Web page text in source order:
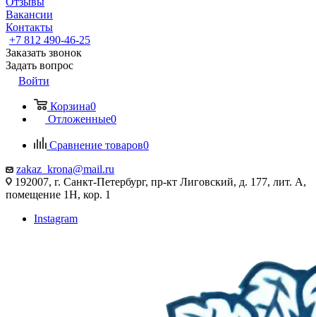
Вакансии
Контакты
+7 812 490-46-25
Заказать звонок
Задать вопрос
Войти
Корзина0
Отложенные0
Сравнение товаров0
zakaz_krona@mail.ru
192007, г. Санкт-Петербург, пр-кт Лиговский, д. 177, лит. А,
помещение 1Н, кор. 1
Instagram